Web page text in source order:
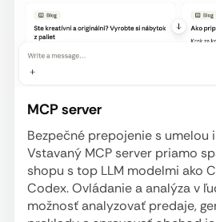
MCP server
Bezpečné prepojenie s umelou
Vstavaný MCP server priamo
shopu s top LLM modelmi ako
Codex. Ovládanie a analýza v
možnosť analyzovať predaje,